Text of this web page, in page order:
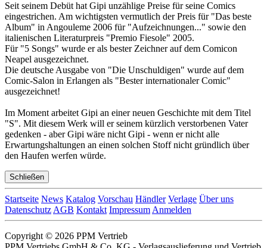
Seit seinem Debüt hat Gipi unzählige Preise für seine Comics
eingestrichen. Am wichtigsten vermutlich der Preis für "Das beste
Album" in Angouleme 2006 für "Aufzeichnungen..." sowie den
italienischen Literaturpreis "Premio Fiesole" 2005.
Für "5 Songs" wurde er als bester Zeichner auf dem Comicon
Neapel ausgezeichnet.
Die deutsche Ausgabe von "Die Unschuldigen" wurde auf dem
Comic-Salon in Erlangen als "Bester internationaler Comic"
ausgezeichnet!
Im Moment arbeitet Gipi an einer neuen Geschichte mit dem Titel
"S". Mit diesem Werk will er seinem kürzlich verstorbenen Vater
gedenken - aber Gipi wäre nicht Gipi - wenn er nicht alle
Erwartungshaltungen an einen solchen Stoff nicht gründlich über
den Haufen werfen würde.
Schließen
Startseite News Katalog Vorschau Händler Verlage Über uns
Datenschutz AGB Kontakt Impressum Anmelden
Copyright © 2026 PPM Vertrieb